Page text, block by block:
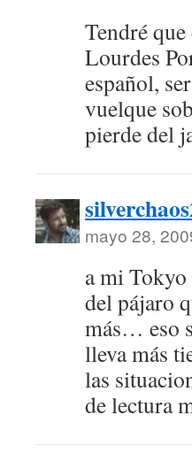
Tendré
Lourdes
español,
vuelque
pierde del
mayo 28,
a mi
del pájaro
más… eso
lleva más
las
de lectura